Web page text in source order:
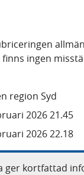
ingen
region Syd
2026 21.45
2026 22.18
ger kortfattad